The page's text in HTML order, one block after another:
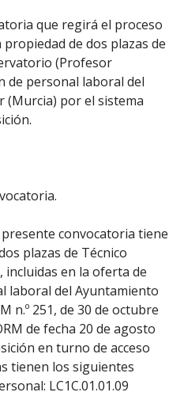
que regirá el proceso
de dos plazas de
(Profesor
de personal laboral del
(Murcia) por el sistema
presente convocatoria tiene
plazas de Técnico
en la oferta de
laboral del Ayuntamiento
n.º 251, de 30 de octubre
de fecha 20 de agosto
en turno de acceso
tienen los siguientes
LC1C.01.01.09